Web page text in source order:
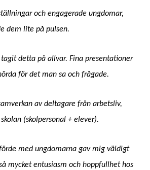
och engagerade ungdomar,
dem lite på pulsen.
detta på allvar. Fina presentationer
för det man sa och frågade.
av deltagare från arbetsliv,
(skolpersonal + elever).
med ungdomarna gav mig väldigt
mycket entusiasm och hoppfullhet hos